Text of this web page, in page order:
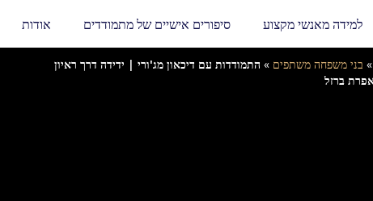
למידה מאנשי מקצוע סיפורים אישיים של מתמודדים אודות
» בני משפחה משתפים » התמודדות עם דיכאון מג'ורי | ידידה דרך ראיון
ברזל